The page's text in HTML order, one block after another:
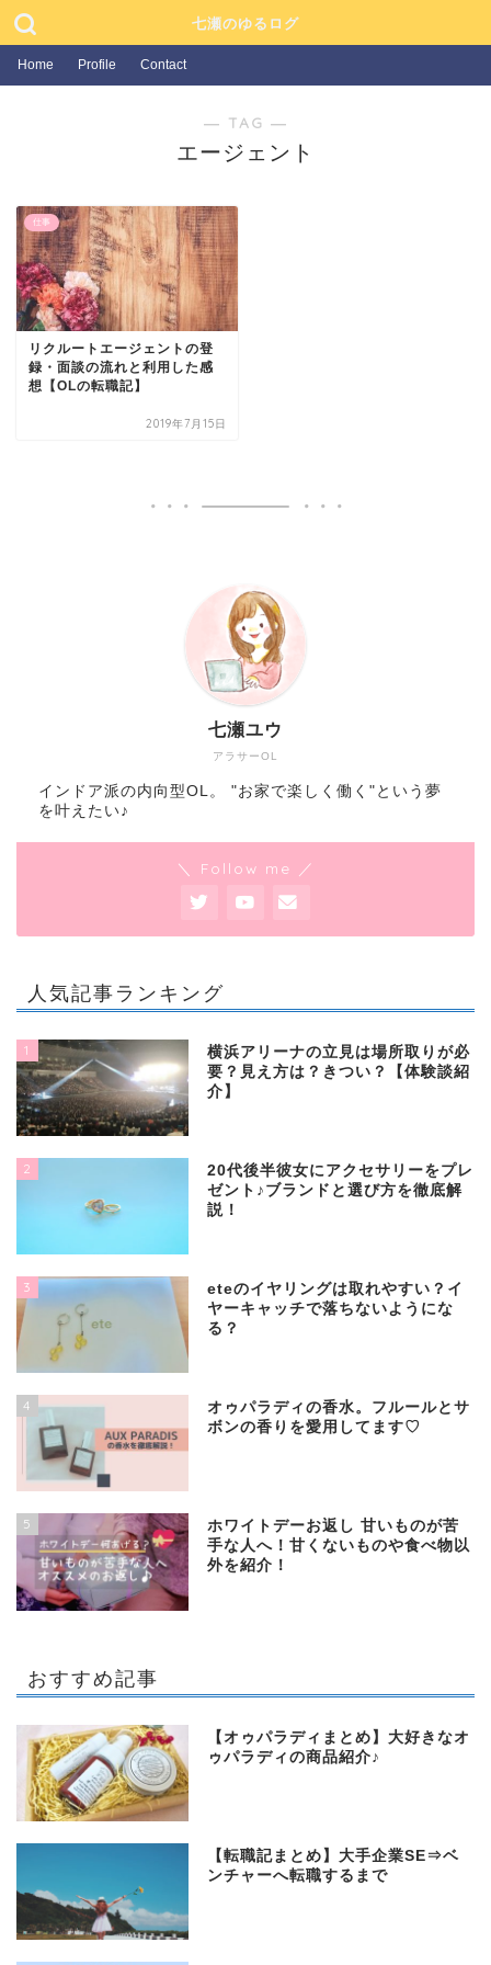
七瀬のゆるログ
Home Profile Contact
― TAG ―
エージェント
仕事
リクルートエージェントの登
録・面談の流れと利用した感
想【OLの転職記】
2019年7月15日
アラサーOL
七瀬ユウ
インドア派の内向型OL。 "お家で楽しく働く"という夢
を叶えたい♪
＼ Follow me ／
人気記事ランキング
1
横浜アリーナの立見は場所取りが必
要？見え方は？きつい？【体験談紹
介】
2
20代後半彼女にアクセサリーをプレ
ゼント♪ブランドと選び方を徹底解
説！
3
eteのイヤリングは取れやすい？イ
ヤーキャッチで落ちないようにな
る？
4
オゥパラディの香水。フルールとサ
ボンの香りを愛用してます♡
5
ホワイトデーお返し 甘いものが苦
手な人へ！甘くないものや食べ物以
外を紹介！
おすすめ記事
【オゥパラディまとめ】大好きなオ
ゥパラディの商品紹介♪
【転職記まとめ】大手企業SE⇒ベ
ンチャーへ転職するまで